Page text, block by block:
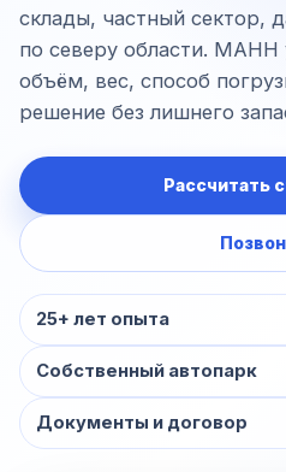
склады, частный сектор,
по северу области. МАНН
объём, вес, способ
решение без лишнего
Рассчитать
25+ лет опыта
Собственный автопарк
Документы и договор